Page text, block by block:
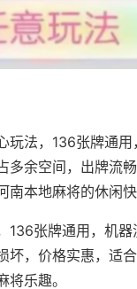
玩法，136张牌通
多余空间，出牌流
本地麻将的休闲快
136张牌通用，机器
坏，价格实惠，适
乐趣。